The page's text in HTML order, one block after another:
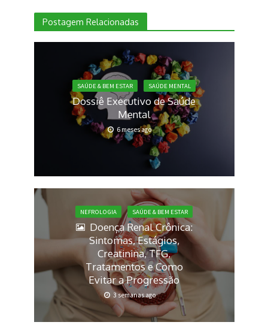
Postagem Relacionadas
SAÚDE & BEM ESTAR SAÚDE MENTAL
Dossiê Executivo de Saúde
Mental
6 meses ago
NEFROLOGIA SAÚDE & BEM ESTAR
Doença Renal Crônica:
Sintomas, Estágios,
Creatinina, TFG,
Tratamentos e Como
Evitar a Progressão
3 semanas ago